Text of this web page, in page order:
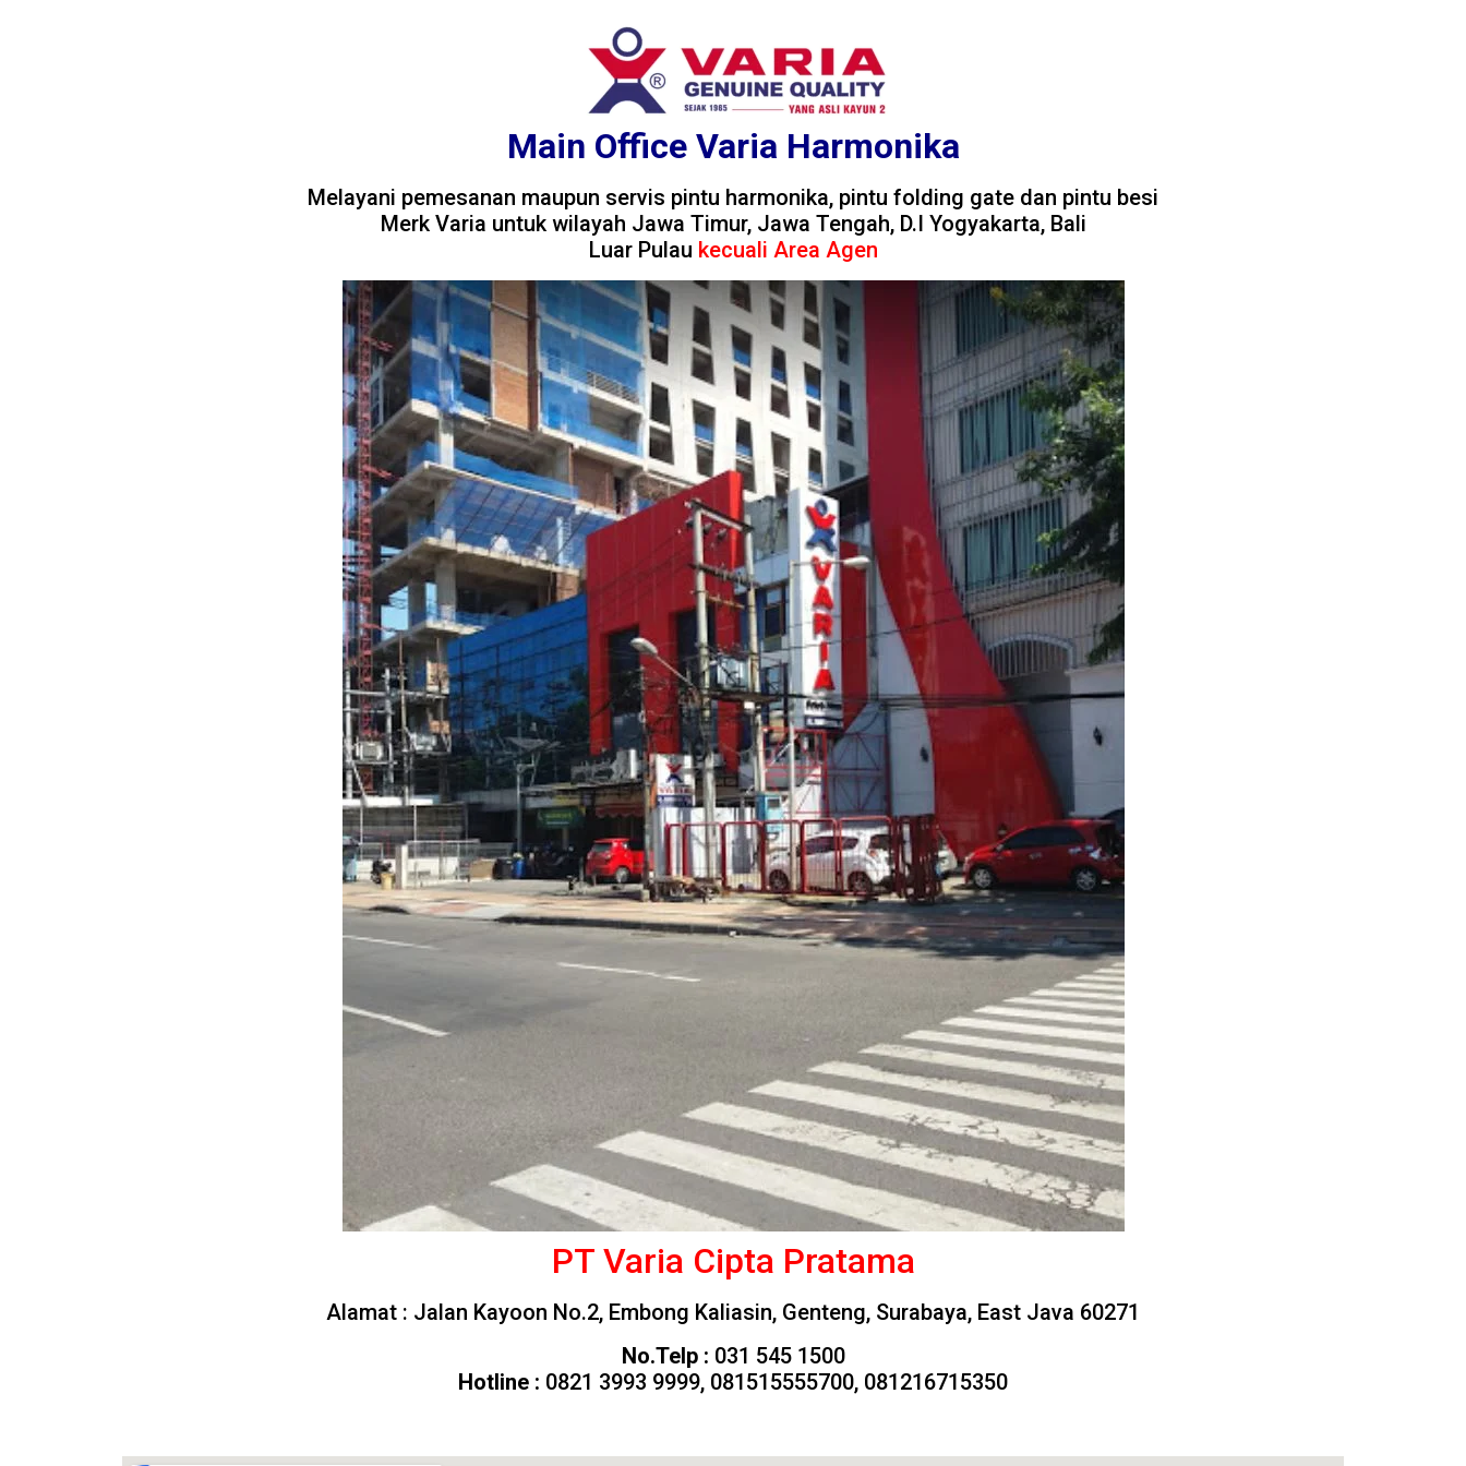
Main Office Varia Harmonika
Melayani pemesanan maupun servis pintu harmonika, pintu folding gate dan pintu besi
Merk Varia untuk wilayah Jawa Timur, Jawa Tengah, D.I Yogyakarta, Bali
Luar Pulau kecuali Area Agen
PT Varia Cipta Pratama
Alamat : Jalan Kayoon No.2, Embong Kaliasin, Genteng, Surabaya, East Java 60271
No.Telp : 031 545 1500
Hotline : 0821 3993 9999, 081515555700, 081216715350